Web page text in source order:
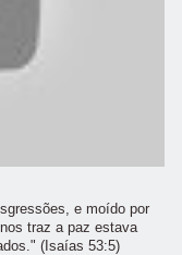
e moído por
traz a paz estava
(Isaías 53:5)